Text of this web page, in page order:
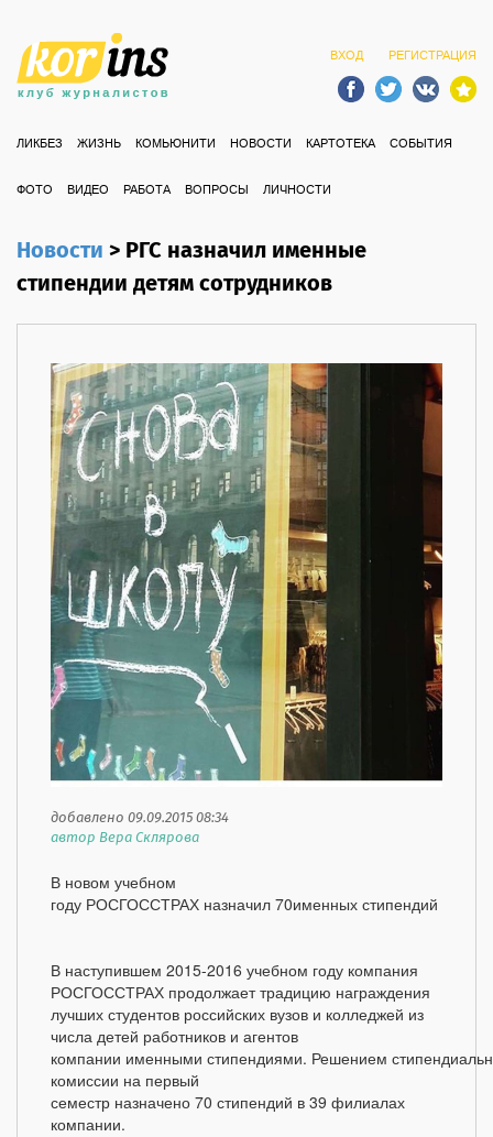
ВХОД РЕГИСТРАЦИЯ
ЛИКБЕЗ ЖИЗНЬ КОМЬЮНИТИ НОВОСТИ КАРТОТЕКА СОБЫТИЯ
ФОТО ВИДЕО РАБОТА ВОПРОСЫ ЛИЧНОСТИ
Новости>РГС назначил именные
стипендии детям сотрудников
добавлено 09.09.2015 08:34
автор Вера Склярова
В новом учебном
году РОСГОССТРАХ назначил 70именных стипендий
В наступившем 2015-2016 учебном году компания
РОСГОССТРАХ продолжает традицию награждения
лучших студентов российских вузов и колледжей из
числа детей работников и агентов
компании именными стипендиями. Решением
комиссии на первый
семестр назначено 70 стипендий в 39 филиалах
компании.